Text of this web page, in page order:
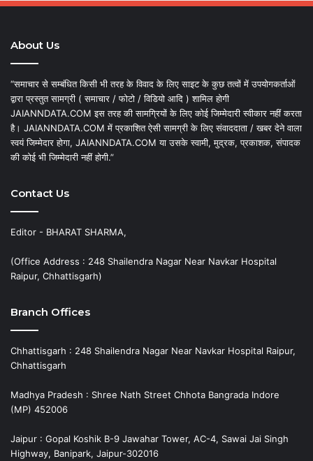
About Us
“समाचार से सम्बंधित किसी भी तरह के विवाद के लिए साइट के कुछ तत्वों में उपयोगकर्ताओं
द्वारा प्रस्तुत सामग्री ( समाचार / फोटो / विडियो आदि ) शामिल होगी
JAIANNDATA.COM इस तरह की सामग्रियों के लिए कोई जिम्मेदारी स्वीकार नहीं करता
है। JAIANNDATA.COM में प्रकाशित ऐसी सामग्री के लिए संवाददाता / खबर देने वाला
स्वयं जिम्मेदार होगा, JAIANNDATA.COM या उसके स्वामी, मुद्रक, प्रकाशक, संपादक
की कोई भी जिम्मेदारी नहीं होगी.”
Contact Us
Editor - BHARAT SHARMA,
(Office Address : 248 Shailendra Nagar Near Navkar Hospital
Raipur, Chhattisgarh)
Branch Offices
Chhattisgarh : 248 Shailendra Nagar Near Navkar Hospital Raipur,
Chhattisgarh
Madhya Pradesh : Shree Nath Street Chhota Bangrada Indore
(MP) 452006
Jaipur : Gopal Koshik B-9 Jawahar Tower, AC-4, Sawai Jai Singh
Highway, Banipark, Jaipur-302016